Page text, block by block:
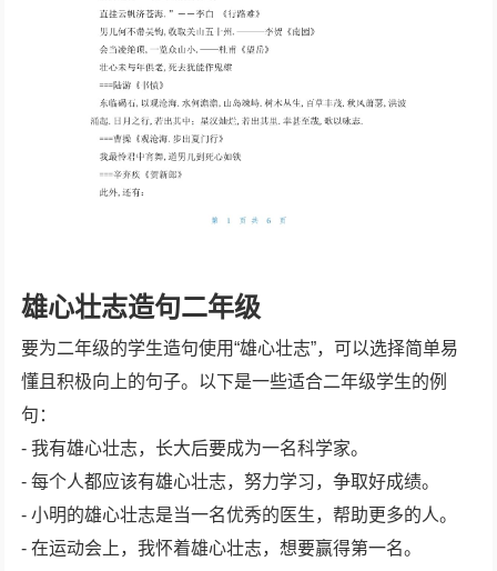
雄心壮志造句二年级
要为二年级的学生造句使用“雄心壮志”，可以选择简单易
懂且积极向上的句子。以下是一些适合二年级学生的例
句：
- 我有雄心壮志，长大后要成为一名科学家。
- 每个人都应该有雄心壮志，努力学习，争取好成绩。
- 小明的雄心壮志是当一名优秀的医生，帮助更多的人。
- 在运动会上，我怀着雄心壮志，想要赢得第一名。